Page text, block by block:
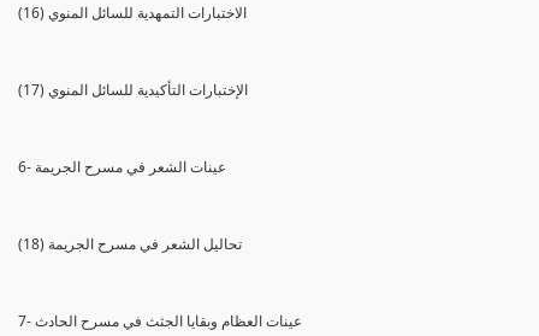
(16) الاختبارات التمهدية للسائل المنوي
(17) الإختبارات التأكيدية للسائل المنوي
6- عينات الشعر في مسرح الجريمة
(18) تحاليل الشعر في مسرح الجريمة
7- عينات العظام وبقايا الجثث في مسرح الحادث